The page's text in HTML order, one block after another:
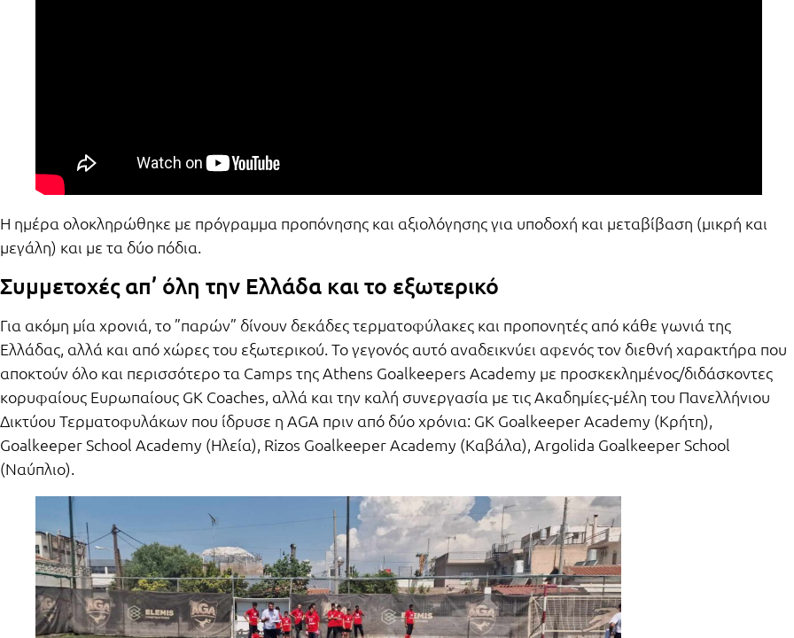
Η ημέρα ολοκληρώθηκε με πρόγραμμα προπόνησης και αξιολόγησης για υποδοχή και μεταβίβαση (μικρή και
μεγάλη) και με τα δύο πόδια.
Συμμετοχές απ’ όλη την Ελλάδα και το εξωτερικό
Για ακόμη μία χρονιά, το ”παρών” δίνουν δεκάδες τερματοφύλακες και προπονητές από κάθε γωνιά της
Ελλάδας, αλλά και από χώρες του εξωτερικού. Το γεγονός αυτό αναδεικνύει αφενός τον διεθνή χαρακτήρα που
αποκτούν όλο και περισσότερο τα Camps της Athens Goalkeepers Academy με προσκεκλημένος/διδάσκοντες
κορυφαίους Ευρωπαίους GK Coaches, αλλά και την καλή συνεργασία με τις Ακαδημίες-μέλη του Πανελλήνιου
Δικτύου Τερματοφυλάκων που ίδρυσε η AGA πριν από δύο χρόνια: GK Goalkeeper Academy (Κρήτη),
Goalkeeper School Academy (Ηλεία), Rizos Goalkeeper Academy (Καβάλα), Argolida Goalkeeper School
(Ναύπλιο).